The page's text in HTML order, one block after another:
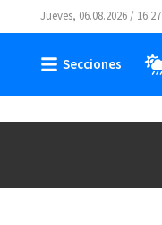
Jueves, 06.08.2026 / 16:27